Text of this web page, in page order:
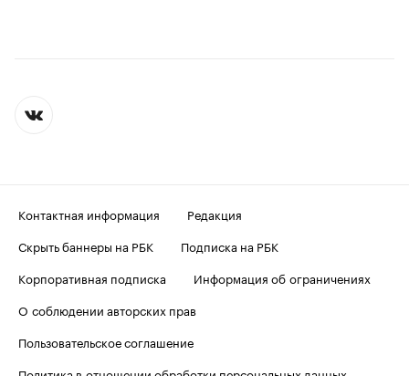
Контактная информация
Редакция
Скрыть баннеры на РБК
Подписка на РБК
Корпоративная подписка
Информация об ограничениях
О соблюдении авторских прав
Пользовательское соглашение